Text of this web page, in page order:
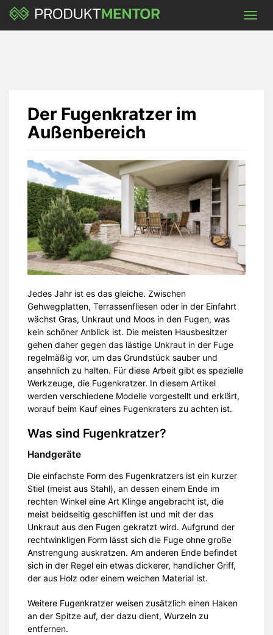
Skip
main
Der Fugenkratzer im
Außenbereich
Jedes Jahr ist es das gleiche. Zwischen
Gehwegplatten, Terrassenfliesen oder in der Einfahrt
wächst Gras, Unkraut und Moos in den Fugen, was
kein schöner Anblick ist. Die meisten Hausbesitzer
gehen daher gegen das lästige Unkraut in der Fuge
regelmäßig vor, um das Grundstück sauber und
ansehnlich zu halten. Für diese Arbeit gibt es spezielle
Werkzeuge, die Fugenkratzer. In diesem Artikel
werden verschiedene Modelle vorgestellt und erklärt,
worauf beim Kauf eines Fugenkraters zu achten ist.
Was sind Fugenkratzer?
Handgeräte
Die einfachste Form des Fugenkratzers ist ein kurzer
Stiel (meist aus Stahl), an dessen einem Ende im
rechten Winkel eine Art Klinge angebracht ist, die
meist beidseitig geschliffen ist und mit der das
Unkraut aus den Fugen gekratzt wird. Aufgrund der
rechtwinkligen Form lässt sich die Fuge ohne große
Anstrengung auskratzen. Am anderen Ende befindet
sich in der Regel ein etwas dickerer, handlicher Griff,
der aus Holz oder einem weichen Material ist.
Weitere Fugenkratzer weisen zusätzlich einen Haken
an der Spitze auf, der dazu dient, Wurzeln zu
entfernen.